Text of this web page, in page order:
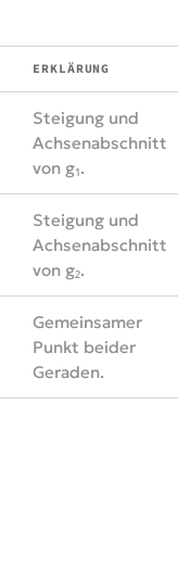
ERKLÄRUNG
Steigung und
Achsenabschnitt
von g₁.
Steigung und
Achsenabschnitt
von g₂.
Gemeinsamer
Punkt beider
Geraden.